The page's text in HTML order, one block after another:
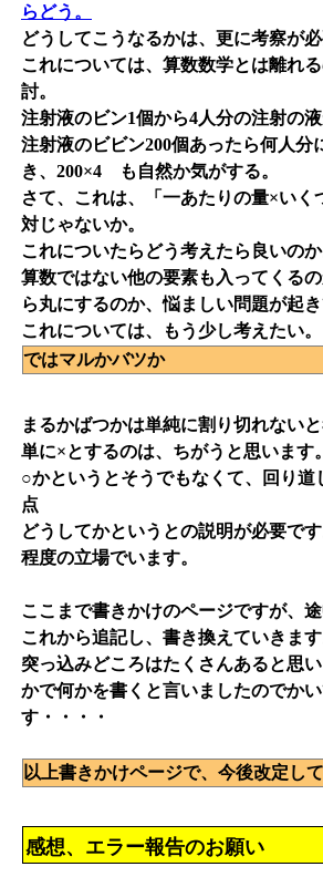
らどう。
どうしてこうなるかは、更に考察が必
これについては、算数数学とは離れ
討。
注射液のビン1個から4人分の注射の
注射液のビビン200個あったら何人分
き、200×4 も自然か気がする。
さて、これは、「一あたりの量×いく
対じゃないか。
これについたらどう考えたら良いのか
算数ではない他の要素も入ってくる
ら丸にするのか、悩ましい問題が起き
これについては、もう少し考えたい。
ではマルかバツか
まるかばつかは単純に割り切れないと
単に×とするのは、ちがうと思います。
○かというとそうでもなくて、回り道
点
どうしてかというとの説明が必要です
程度の立場でいます。
ここまで書きかけのページですが、途
これから追記し、書き換えていきます
突っ込みどころはたくさんあると思
かで何かを書くと言いましたのでか
す・・・・
以上書きかけページで、今後改定し
感想、エラー報告のお願い